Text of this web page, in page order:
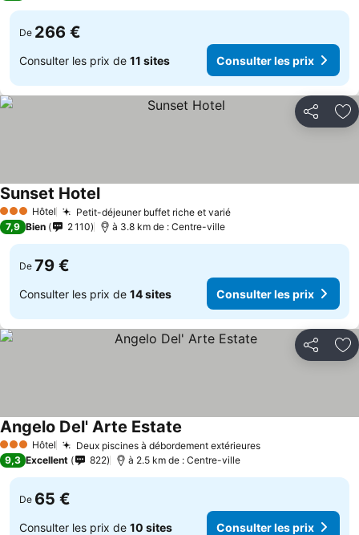
De 266 €
Consulter les prix de 11 sites Consulter les prix
Partager
3 ÉtoilesHôtel Petit-déjeuner buffet riche et variéConsulter les prix
Sunset HotelConsulter les prix
7,9 Bien 2 110 à 3.8 km de : Centre-ville
De 79 €
Consulter les prix de 14 sites Consulter les prix
Partager
3 ÉtoilesHôtel Deux piscines à débordement extérieuresConsulter les
Angelo Del' Arte Estate
9,3 Excellent 822 à 2.5 km de : Centre-ville
De 65 €
Consulter les prix de 10 sites Consulter les prix